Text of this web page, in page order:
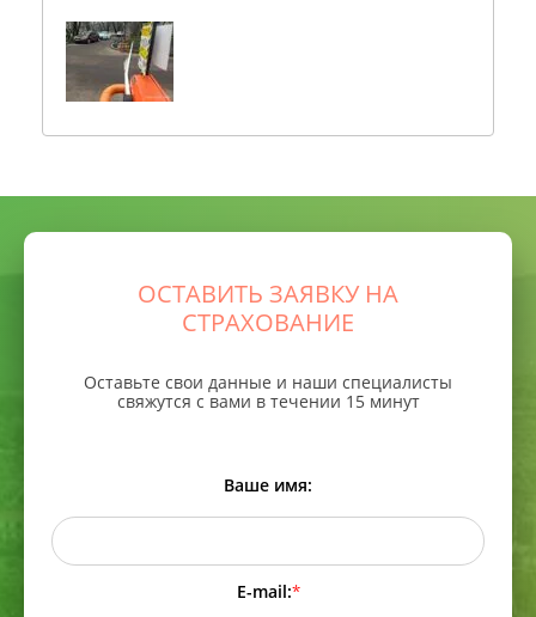
ОСТАВИТЬ ЗАЯВКУ НА
СТРАХОВАНИЕ
Оставьте свои данные и наши специалисты
свяжутся с вами в течении 15 минут
Ваше имя:
E-mail:*